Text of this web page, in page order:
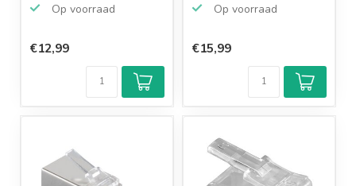
met a...Op voorraad
€12,99
met 2...Op voorraad
€15,99